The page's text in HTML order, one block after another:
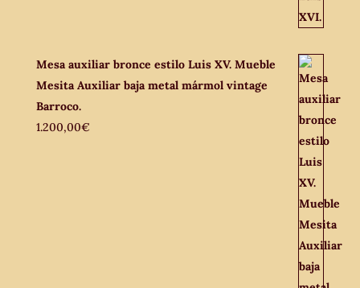
Mesa auxiliar bronce estilo Luis XV. Mueble
Mesita Auxiliar baja metal mármol vintage
Barroco.
1.200,00€